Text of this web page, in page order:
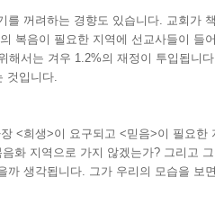
꺼려하는 경향도 있습니다. 교회가
복음이 필요한 지역에 선교사들이 들
서는 겨우 1.2%의 재정이 투입됩니
것입니다.
<희생>이 요구되고 <믿음>이 필요한
화 지역으로 가지 않겠는가? 그리고
생각됩니다. 그가 우리의 모습을 보